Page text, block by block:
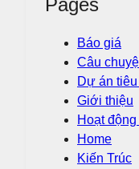
Báo giá
Câu
Dự án
Giới thiệu
Hoạt
Home
Kiến Trúc